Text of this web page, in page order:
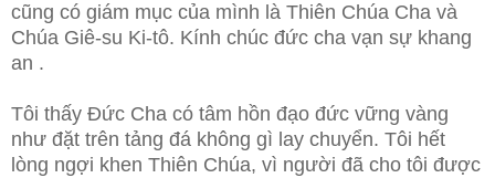
cũng có giám mục của mình là Thiên Chúa Cha và
Chúa Giê-su Ki-tô. Kính chúc đức cha vạn sự khang
an .
Tôi thấy Đức Cha có tâm hồn đạo đức vững vàng
như đặt trên tảng đá không gì lay chuyển. Tôi hết
lòng ngợi khen Thiên Chúa, vì người đã cho tôi được